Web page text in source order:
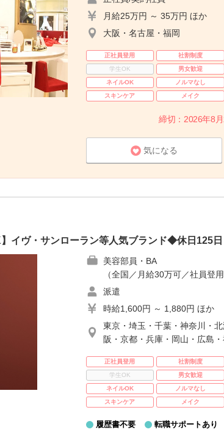
月給25万円 ～ 35万円 ほか
大阪・名古屋・福岡
正社員登用 社割制度
学生OK
男女歓迎
ネイルOK
ノルマなし
スキンケア
メイク
締切：2026年8
気になる
】イヴ・サンローラン等人気ブランド◆休日125
美容部員・BA
（全国／月給30万可／社員登
派遣
時給1,600円 ～ 1,880円 ほか
東京・埼玉・千葉・神奈川・
阪・京都・兵庫・岡山・広島
正社員登用 社割制度
学生OK
男女歓迎
ネイルOK
ノルマなし
スキンケア
メイク
履歴書不要 転職サポートあり